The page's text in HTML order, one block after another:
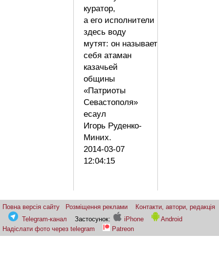
куратор,
а его исполнители
здесь воду
мутят: он называет
себя атаман
казачьей
общины
«Патриоты
Севастополя»
есаул
Игорь Руденко-
Миних.
2014-03-07
12:04:15
Повна версія сайту Розміщення реклами
Контакти, автори, редакція
Telegram-канал
Застосунок: iPhone
Android
Надіслати фото через telegram
Patreon